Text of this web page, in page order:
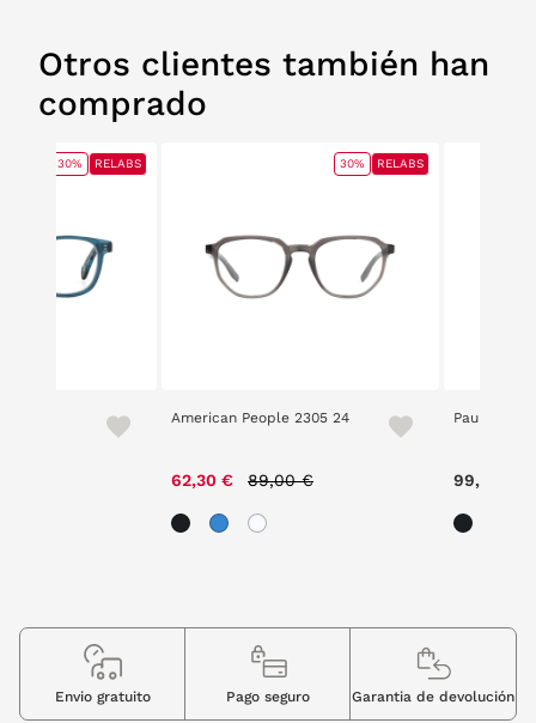
Otros clientes también han
comprado
30% RELABS
American People 2305 24
62,30 € 89,00 €
30% RELABS
Paul Harris
99,00 €
Envio gratuito Pago seguro Garantia de devolución